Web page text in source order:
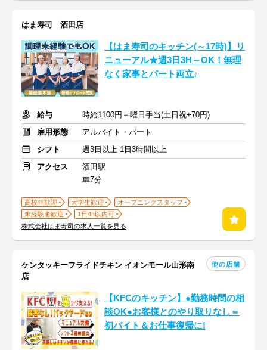
はま寿司 酒田店
【はま寿司のキッチン(～17時)】リ
ニューアル★週3日3H～OK！無理
なく家事とパート両立♪
給与
時給1100円＋曜日手当(土日祝+70円)
雇用形態
アルバイト・パート
シフト
週3日以上 1日3時間以上
アクセス
酒田駅
車7分
高校生歓迎 大学生歓迎
オープニングスタッフ
未経験者歓迎
1日4h以内可
株式会社はま寿司の求人一覧を見る
ケンタッキーフライドチキン イオンモール山形南
店
他の店舗
【KFCのキッチン】●勤務時間の相
談OK●お客様とのやり取りなし＝
初バイト＆お仕事復帰に!